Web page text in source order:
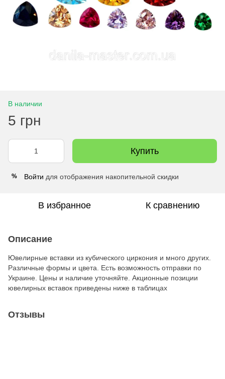
В наличии
5 грн
Купить
% Войти для отображения накопительной скидки
В избранное К сравнению
Описание
Ювелирные вставки из кубического циркония и много других.
Различные формы и цвета. Есть возможность отправки по
Украине. Цены и наличие уточняйте. Акционные позиции
ювелирных вставок приведены ниже в таблицах
Отзывы